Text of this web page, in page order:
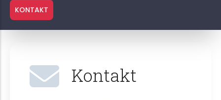
KONTAKT
Kontakt